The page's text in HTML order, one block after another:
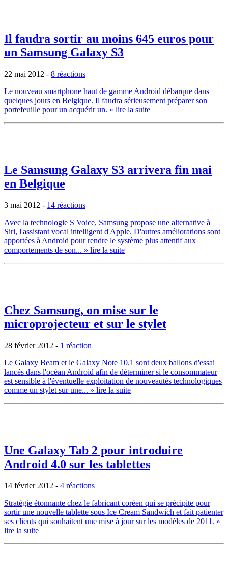
Il faudra sortir au moins 645 euros pour
un Samsung Galaxy S3
22 mai 2012 - 8 réactions
Le nouveau smartphone haut de gamme Android débarque dans
quelques jours en Belgique. Il faudra sérieusement préparer son
portefeuille pour un acquérir un. » lire la suite
Le Samsung Galaxy S3 arrivera fin mai
en Belgique
3 mai 2012 - 14 réactions
Avec la technologie S Voice, Samsung propose une alternative à
Siri, l'assistant vocal intelligent d'Apple. D'autres améliorations sont
apportées à Android pour rendre le système plus attentif aux
comportements de son... » lire la suite
Chez Samsung, on mise sur le
microprojecteur et sur le stylet
28 février 2012 - 1 réaction
Le Galaxy Beam et le Galaxy Note 10.1 sont deux ballons d'essai
lancés dans l'océan Android afin de déterminer si le consommateur
est sensible à l'éventuelle exploitation de nouveautés technologiques
comme un stylet sur une... » lire la suite
Une Galaxy Tab 2 pour introduire
Android 4.0 sur les tablettes
14 février 2012 - 4 réactions
Stratégie étonnante chez le fabricant coréen qui se précipite pour
sortir une nouvelle tablette sous Ice Cream Sandwich et fait patienter
ses clients qui souhaitent une mise à jour sur les modèles de 2011. »
lire la suite